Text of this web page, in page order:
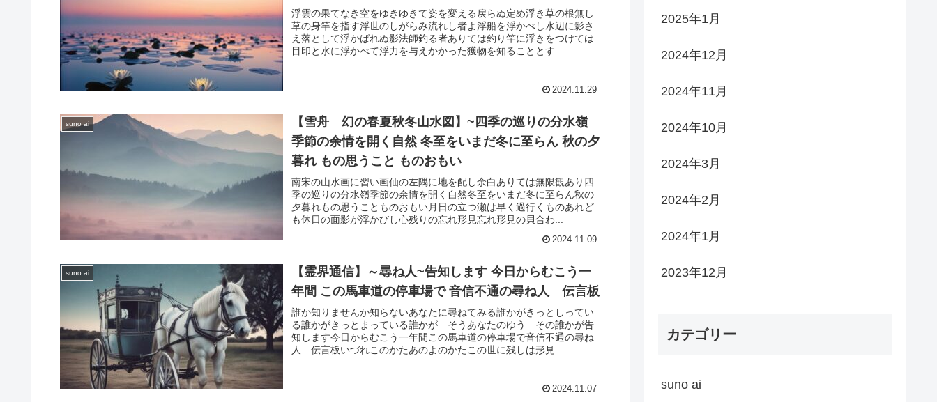
浮雲の果てなき空をゆきゆきて姿を変える戻らぬ定め浮き草の根無し
草の身竿を指す浮世のしがらみ流れし者よ浮船を浮かべし水辺に影さ
え落として浮かばれぬ影法師釣る者ありては釣り竿に浮きをつけては
目印と水に浮かべて浮力を与えかかった獲物を知ることとす...
2024.11.29
suno ai
【雪舟 幻の春夏秋冬山水図】~四季の巡りの分水嶺
季節の余情を開く自然 冬至をいまだ冬に至らん 秋の夕
暮れ もの思うこと ものおもい
南宋の山水画に習い画仙の左隅に地を配し余白ありては無限観あり四
季の巡りの分水嶺季節の余情を開く自然冬至をいまだ冬に至らん秋の
夕暮れもの思うことものおもい月日の立つ瀬は早く過行くものあれど
も休日の面影が浮かびし心残りの忘れ形見忘れ形見の貝合わ...
2024.11.09
suno ai
【霊界通信】～尋ね人~告知します 今日からむこう一
年間 この馬車道の停車場で 音信不通の尋ね人 伝言板
誰か知りませんか知らないあなたに尋ねてみる誰かがきっとしってい
る誰かがきっとまっている誰かが そうあなたのゆう その誰かが告
知します今日からむこう一年間この馬車道の停車場で音信不通の尋ね
人 伝言板いづれこのかたあのよのかたこの世に残しは形見...
2024.11.07
2025年1月
2024年12月
2024年11月
2024年10月
2024年3月
2024年2月
2024年1月
2023年12月
カテゴリー
suno ai